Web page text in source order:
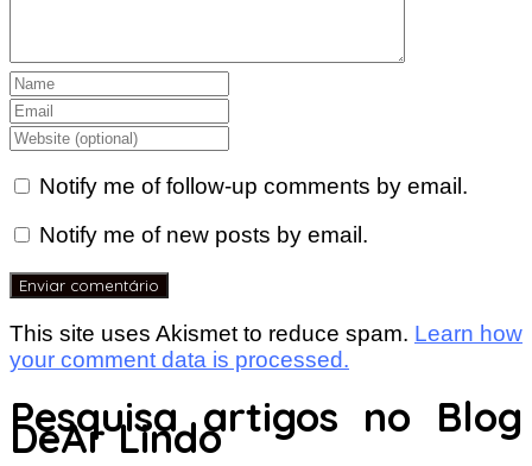
Notify me of follow-up comments by email.
Notify me of new posts by email.
This site uses Akismet to reduce spam. Learn how
your comment data is processed.
Pesquisa artigos no Blog
DeAr Lindo